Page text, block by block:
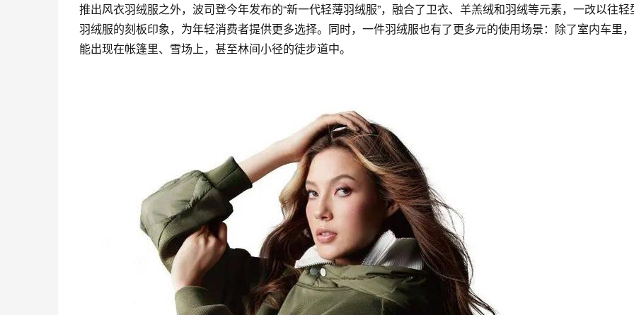
推出风衣羽绒服之外，波司登今年发布的“新一代轻薄羽绒服”，融合了卫衣、 羊羔绒和羽绒等元素，一改以往轻
羽绒服的刻板印象，为年轻消费者提供更多选择。同时，一件羽绒服也有了更多元的使用场景：除了室内车里
能出现在帐篷里、雪场上，甚至林间小径的徒步道中。